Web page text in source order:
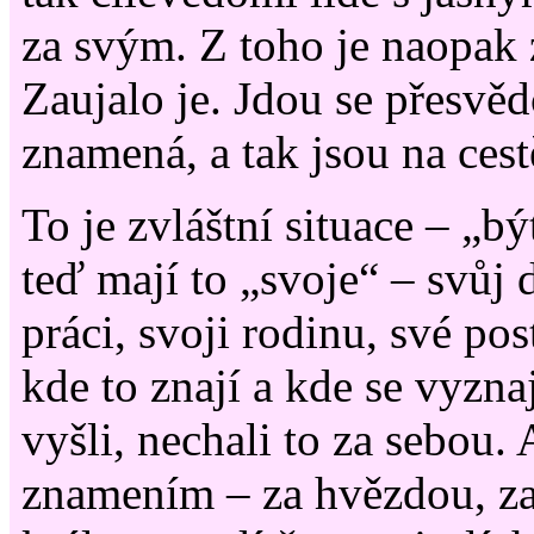
za svým. Z toho je
Zaujalo je. Jdou se
znamená, a tak jsou na
To je zvláštní situace –
teď mají to „svoje“ – svůj
práci, svoji rodinu, své
kde to znají a kde se
vyšli, nechali to za sebou.
znamením – za hvězdou,